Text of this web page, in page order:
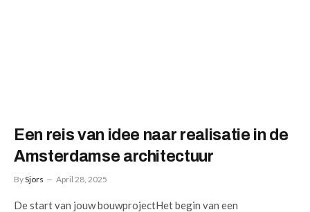
Een reis van idee naar realisatie in de
Amsterdamse architectuur
BySjors April 28, 2025
De start van jouw bouwprojectHet begin van een